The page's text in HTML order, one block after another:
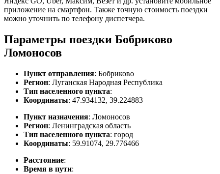
приложение на смартфон. Также точную стоимость поездки
можно уточнить по телефону диспетчера.
Параметры поездки Бобриково
Ломоносов
Пункт отправления: Бобриково
Регион: Луганская Народная Республика
Тип населенного пункта:
Координаты: 47.934132, 39.224883
Пункт назначения: Ломоносов
Регион: Ленинградская область
Тип населенного пункта: город
Координаты: 59.91074, 29.776466
Расстояние:
Время в пути: